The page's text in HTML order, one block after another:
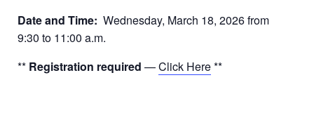
Date and Time: Wednesday, March 18, 2026 from
9:30 to 11:00 a.m.
** Registration required —Click Here**